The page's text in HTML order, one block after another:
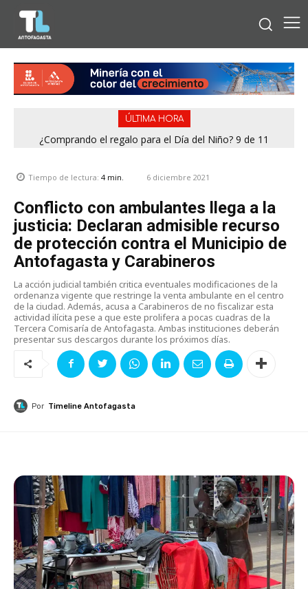
ÚLTIMA HORA
¿Comprando el regalo para el Día del Niño? 9 de 11
Condominio de Antofagasta contará con sistema que
Tiempo de lectura: 4min. 6 diciembre 2021
Conflicto con ambulantes llega a la
justicia: Declaran admisible recurso
de protección contra el Municipio de
Antofagasta y Carabineros
La acción judicial también critica eventuales modificaciones de la
ordenanza vigente que restringe la venta ambulante en el centro
de la ciudad. Además, acusa a Carabineros de no fiscalizar esta
actividad ilícita pese a que este prolifera a pocas cuadras de la
Tercera Comisaría de Antofagasta. Ambas instituciones deberán
presentar sus descargos durante los próximos días.
Por Timeline Antofagasta